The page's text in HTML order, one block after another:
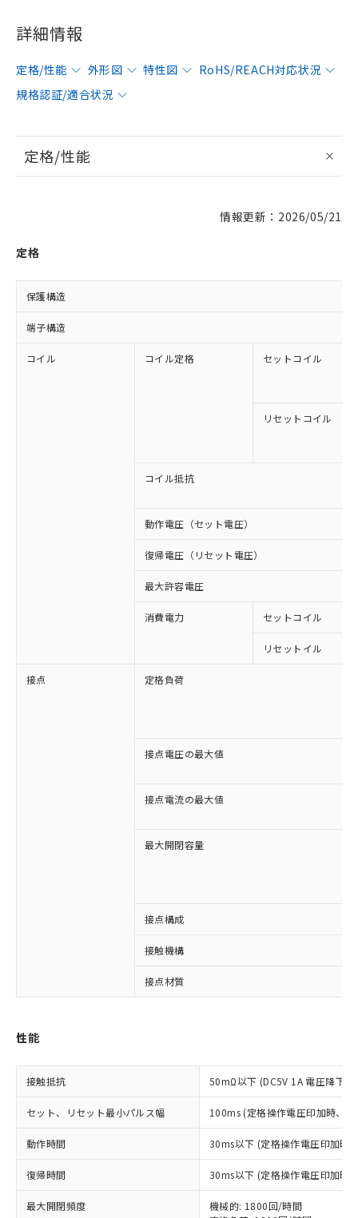
詳細情報
定格/性能 外形図 特性図
RoHS/REACH対応状況
規格認証/適合状況
定格/性能
情報更新：2026/05/21
定格
保護構造
端子構造
コイル コイル定格 セットコイル
リセットコイル
コイル抵抗
動作電圧（セット電圧）
復帰電圧（リセット電圧）
最大許容電圧
消費電力 セットコイル
リセットイル
接点 定格負荷
接点電圧の最大値
接点電流の最大値
最大開閉容量
接点構成
接触機構
接点材質
性能
接触抵抗 50mΩ以下 (DC5V 1A 電圧降下法)
セット、リセット最小パルス幅 100ms (定格操作電圧印加時、
動作時間 30ms以下 (定格操作電圧印加時
復帰時間 30ms以下 (定格操作電圧印加時
最大開閉頻度
機械的: 1800回/時間
ご利用ください。
本サービスは、当社制御機器事業取扱
商品の当社在庫状況および標準価格
(税抜)を提供させていただくもので
当社制御機器事業取扱商品の中には、
本サービスの対象外となる商品もある
ことをご了承ください。
非含有に対応した製品が提供可能な商品で
対応予定：EU RoHS指令（10物質）の非含
定はありません。
調査・確認中：EU RoHS指令（10物質）の
非含有の対応状況を調査中または確認中の
非該当品：ライセンス料など無形物で、有
害物質有無と関係のない商品です。
仕入先様の事情により、非含有部品として
いたものが、含有品と判明した場合などや
むを得ず変更することがあります。
※1 中国RoHS○×表
「○」：最大均質材料含有率が中国RoHSの
基準値以下であることを示します。
「×」：最大均質材料含有率が中国RoHSの
基準値を超えていることを示します。
「－」：未確認です。当社販売部門へお問
当社は、これら貴社製品のうち、外国
為替および外国貿易法に定める商品